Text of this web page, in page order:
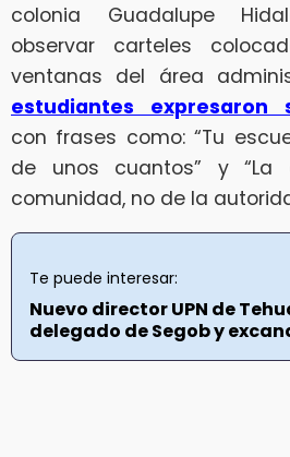
colonia Guadalupe
observar carteles
ventanas del área
estudiantes expresaron
con frases como: “Tu
de unos cuantos” y
comunidad, no de la
Te puede interesar:
Nuevo director UPN de
delegado de Segob y